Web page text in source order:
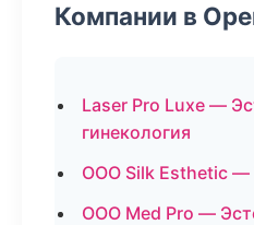
Компании в
Laser Pro Luxe —
гинекология
ООО Silk Esthetic —
ООО Med Pro —